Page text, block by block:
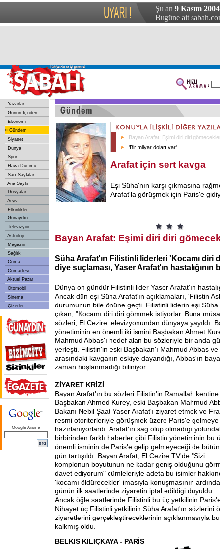
Şu an 9 Kasım
Bugüne ait
Yazarlar
Günün İçinden
Ekonomi
» Gündem
Siyaset
Dünya
Spor
Hava Durumu
Sarı Sayfalar
Ana Sayfa
Dosyalar
Arşiv
Etkinlikler
Günaydın
Televizyon
Astroloji
Magazin
Sağlık
Cuma
Cumartesi
Aktüel Pazar
Otomobil
Sinema
Çizerler
Google Arama
Bayan Arafat: Eşimi diri diri
'Bir milyar doları var'
Arafat için sert kavga
Eşi Süha'nın karşı çıkmasına
Arafat'la görüşmek için Paris'e
Bayan Arafat: Eşimi diri diri
Süha Arafat'ın Filistinli liderleri 'Kocamı diri
diye suçlaması, Yaser Arafat'ın
Dünya on gündür Filistinli lider Yaser Arafat'ın
Ancak dün eşi Süha Arafat'ın açıklamaları, 'Filistin
durumunun bile önüne geçti. Filistinli liderin eşi Süha
çıkan, "Kocamı diri diri gömmek istiyorlar. Buna
sözleri, El Cezire televizyonundan dünyaya yayıldı.
yönetiminin en önemli iki ismini Başbakan Ahmet
Mahmud Abbas'ı hedef alan bu sözleriyle bir anda
yerleşti. Filistin'in eski Başbakan'ı Mahmud Abbas
arasındaki kavganın eskiye dayandığı, Abbas'ın
zaman hoşlanmadığı biliniyor.
ZİYARET KRİZİ
Bayan Arafat'ın bu sözleri Filistin'in Ramallah kentine
Başbakan Ahmed Kurey, eski Başbakan Mahmud
Bakanı Nebil Şaat Yaser Arafat'ı ziyaret etmek ve
resmi otoriterleriyle görüşmek üzere Paris'e gelmeye
hazırlanıyorlardı. Arafat'ın sağ olup olmadığı
birbirinden farklı haberler gibi Filistin yönetiminin bu
önemli isminin de Paris'e gelip gelmeyeceği de bütün
gün tartışıldı. Bayan Arafat, El Cezire TV'de "Sizi
komplonun boyutunun ne kadar geniş olduğunu
davet ediyorum" cümleleriyle adeta bu isimler
'kocamı öldürecekler' imasıyla konuşmasının
günün ilk saatlerinde ziyaretin iptal edildigi duyuldu.
Ancak öğle saatlerinde Filistinli bu üç yetkilinin
Nihayet üç Filistinli yetkilinin Süha Arafat'ın sözlerini
ziyaretlerini gerçekleştireceklerinin açıklanmasıyla
kalkmış oldu.
BELKIS KILIÇKAYA - PARİS